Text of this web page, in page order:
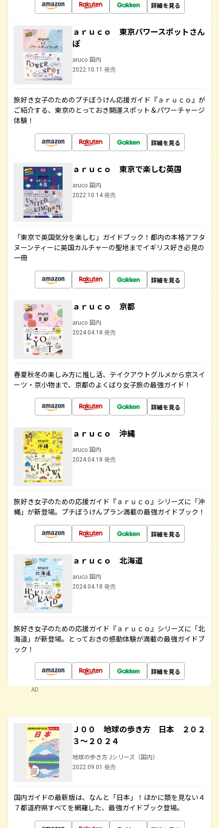
詳細を見る
ａｒｕｃｏ 東京パワースポットさん
ぽ
aruco 国内
2022.10.11 発売
旅好き女子のためのプチぼうけん応援ガイド『ａｒｕｃｏ』が
ご紹介する、東京のとっておき開運スポット＆パワーチャージ
体験！
詳細を見る
ａｒｕｃｏ 東京で楽しむ英国
aruco 国内
2022.10.14 発売
「東京で英国気分を楽しむ」ガイドブック！都内の本格アフタ
ヌーンティーに英国カルチャーの聖地までイギリス好き必見の
一冊
詳細を見る
ａｒｕｃｏ 京都
aruco 国内
2024.04.18 発売
春夏秋冬の楽しみ方に推し活、テイクアウトグルメから京スイ
ーツ・京小物まで、京都のよくばり女子旅の最強ガイド！
詳細を見る
ａｒｕｃｏ 沖縄
aruco 国内
2024.04.18 発売
旅好き女子のための応援ガイド『ａｒｕｃｏ』シリーズに「沖
縄」が新登場。プチぼうけんプラン満載の最強ガイドブック！
詳細を見る
ａｒｕｃｏ 北海道
aruco 国内
2024.04.18 発売
旅好き女子のための応援ガイド『ａｒｕｃｏ』シリーズに「北
海道」が新登場。とっておきの感動体験が満載の最強ガイドブ
ック！
詳細を見る
AD
Ｊ００ 地球の歩き方 日本 ２０２
３～２０２４
地球の歩き方 Jシリーズ（国内）
2022.09.01 発売
国内ガイドの最新版は、なんと「日本」！ほかに類を見ない４
７都道府県すべてを網羅した、最強ガイドブック登場。